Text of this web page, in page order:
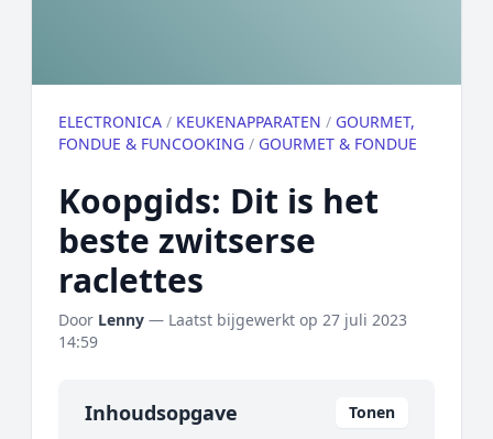
ELECTRONICA / KEUKENAPPARATEN / GOURMET,
FONDUE & FUNCOOKING / GOURMET & FONDUE
Koopgids: Dit is het
beste zwitserse
raclettes
Door Lenny — Laatst bijgewerkt op 27 juli 2023
14:59
Inhoudsopgave Tonen